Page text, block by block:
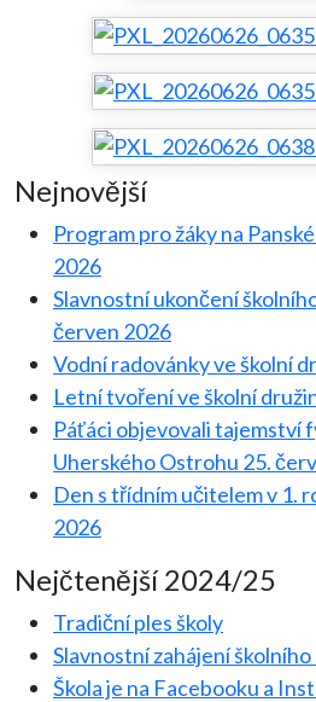
Nejnovější
Program pro žáky na
2026
Slavnostní ukončení
červen 2026
Vodní radovánky ve školní
Letní tvoření ve školní
Páťáci objevovali tajemství
Uherského Ostrohu 25.
Den s třídním učitelem v 1.
2026
Nejčtenější 2024/25
Tradiční ples školy
Slavnostní zahájení
Škola je na Facebooku a